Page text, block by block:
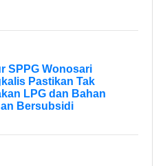
SPPG Wonosari
Pastikan Tak
LPG dan Bahan
Bersubsidi